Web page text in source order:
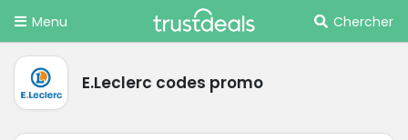
Menu Chercher
E.Leclerc codes promo